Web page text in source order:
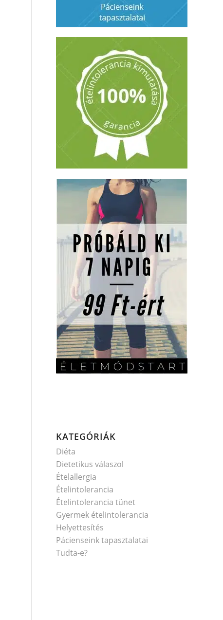
KATEGÓRIÁK
Diéta
Dietetikus válaszol
Ételallergia
Ételintolerancia
Ételintolerancia tünet
Gyermek ételintolerancia
Helyettesítés
Pácienseink tapasztalatai
Tudta-e?